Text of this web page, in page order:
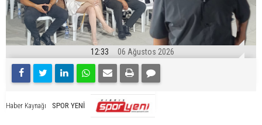
12:33 06 Ağustos 2026
Haber Kaynağı SPOR YENİ